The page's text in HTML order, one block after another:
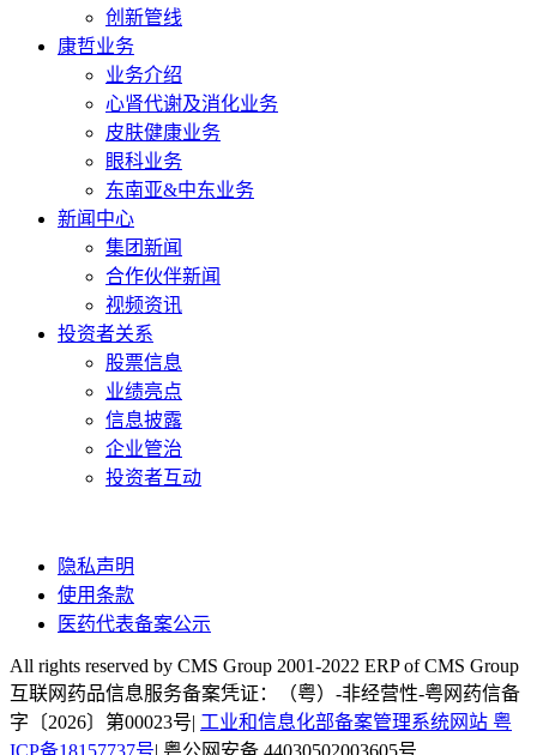
创新管线
康哲业务
业务介绍
心肾代谢及消化业务
皮肤健康业务
眼科业务
东南亚&中东业务
新闻中心
集团新闻
合作伙伴新闻
视频资讯
投资者关系
股票信息
业绩亮点
信息披露
企业管治
投资者互动
隐私声明
使用条款
医药代表备案公示
All rights reserved by CMS Group 2001-2022 ERP of CMS Group
互联网药品信息服务备案凭证：（粤）-非经营性-粤网药信备
字〔2026〕第00023号| 工业和信息化部备案管理系统网站 粤
ICP备18157737号| 粤公网安备 44030502003605号